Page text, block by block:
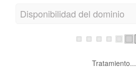
Disponibilidad del dominio
Tratamiento...